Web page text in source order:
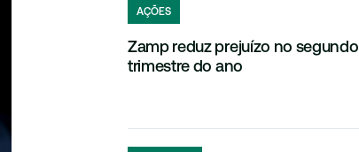
AÇÕES
Zamp reduz prejuízo no segundo
trimestre do ano